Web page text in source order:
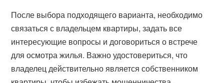
После выбора подходящего варианта, необходимо
связаться с владельцем квартиры, задать все
интересующие вопросы и договориться о встрече
для осмотра жилья. Важно удостовериться, что
владелец действительно является собственником